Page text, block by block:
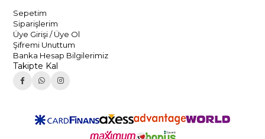
Sepetim
Siparişlerim
Üye Girişi / Üye Ol
Şifremi Unuttum
Banka Hesap Bilgilerimiz
Takipte Kal